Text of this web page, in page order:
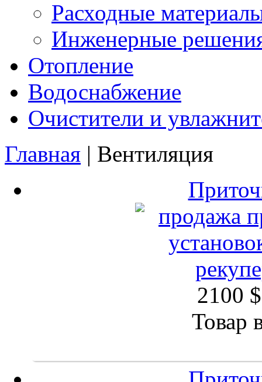
Расходные
Инженерные
Отопление
Водоснабжение
Очистители и
Главная | Вентиляция
2100
Товар